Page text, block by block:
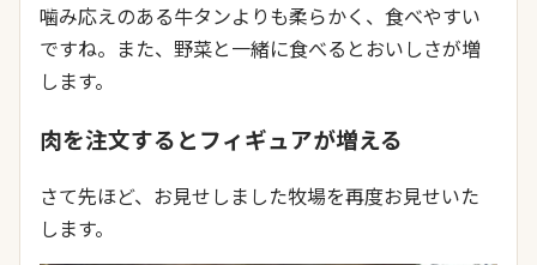
噛み応えのある牛タンよりも柔らかく、食べやすい
ですね。また、野菜と一緒に食べるとおいしさが増
します。
肉を注文するとフィギュアが増える
さて先ほど、お見せしました牧場を再度お見せいた
します。